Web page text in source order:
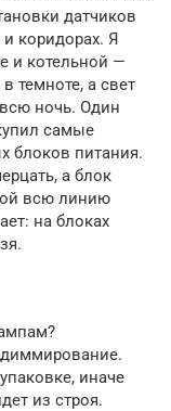
датчиков
коридорах. Я
и котельной —
темноте, а свет
ночь. Один
самые
блоков питания.
а блок
всю линию
на блоках
иначе
из строя.